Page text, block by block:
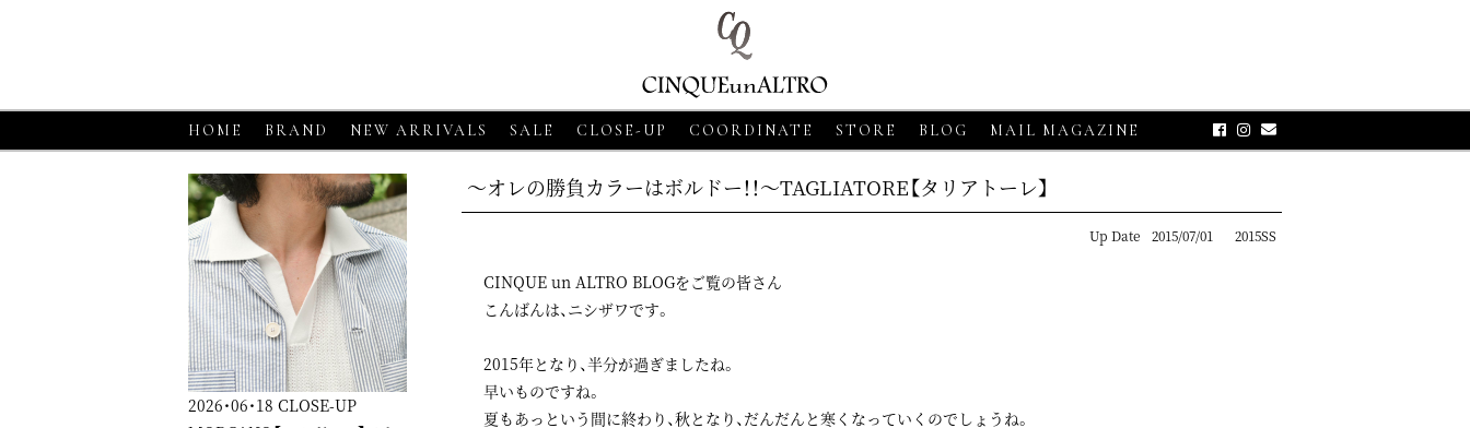
HOME BRAND NEW ARRIVALS SALE CLOSE-UP COORDINATE STORE BLOG MAIL MAGAZINE
～オレの勝負カラーはボルドー！！～TAGLIATORE【タリアトーレ】
Up Date 2015/07/01 2015SS
CINQUE un ALTRO BLOGをご覧の皆さん
こんばんは、ニシザワです。
2015年となり、半分が過ぎましたね。
早いものですね。
夏もあっという間に終わり、秋となり、だんだんと寒くなっていくのでしょうね。
2026・06・18 CLOSE-UP
2026・06・18 CLOSE-UP